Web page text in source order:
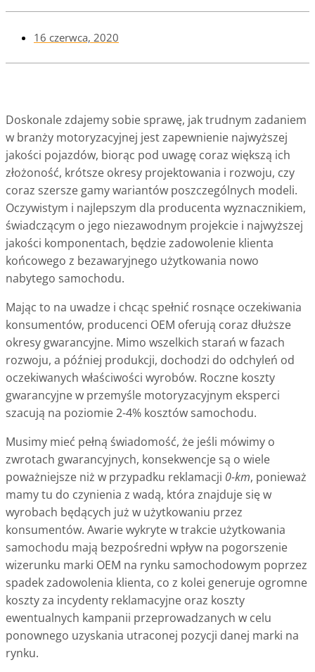
16 czerwca, 2020
Doskonale zdajemy sobie sprawę, jak trudnym zadaniem
w branży motoryzacyjnej jest zapewnienie najwyższej
jakości pojazdów, biorąc pod uwagę coraz większą ich
złożoność, krótsze okresy projektowania i rozwoju, czy
coraz szersze gamy wariantów poszczególnych modeli.
Oczywistym i najlepszym dla producenta wyznacznikiem,
świadczącym o jego niezawodnym projekcie i najwyższej
jakości komponentach, będzie zadowolenie klienta
końcowego z bezawaryjnego użytkowania nowo
nabytego samochodu.
Mając to na uwadze i chcąc spełnić rosnące oczekiwania
konsumentów, producenci OEM oferują coraz dłuższe
okresy gwarancyjne. Mimo wszelkich starań w fazach
rozwoju, a później produkcji, dochodzi do odchyleń od
oczekiwanych właściwości wyrobów. Roczne koszty
gwarancyjne w przemyśle motoryzacyjnym eksperci
szacują na poziomie 2-4% kosztów samochodu.
Musimy mieć pełną świadomość, że jeśli mówimy o
zwrotach gwarancyjnych, konsekwencje są o wiele
poważniejsze niż w przypadku reklamacji 0-km, ponieważ
mamy tu do czynienia z wadą, która znajduje się w
wyrobach będących już w użytkowaniu przez
konsumentów. Awarie wykryte w trakcie użytkowania
samochodu mają bezpośredni wpływ na pogorszenie
wizerunku marki OEM na rynku samochodowym poprzez
spadek zadowolenia klienta, co z kolei generuje ogromne
koszty za incydenty reklamacyjne oraz koszty
ewentualnych kampanii przeprowadzanych w celu
ponownego uzyskania utraconej pozycji danej marki na
rynku.